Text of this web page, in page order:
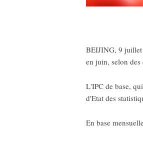
BEIJING, 9 juillet
en juin, selon
L'IPC de base,
d'Etat des
En base